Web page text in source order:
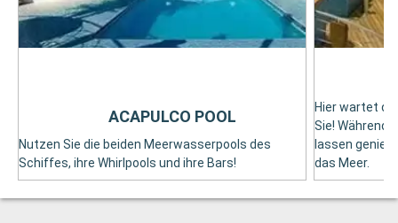
Nutzen Sie die beiden Meerwasserpools des
Schiffes, ihre Whirlpools und ihre Bars!
ACAPULCO POOL
Hier wartet
Sie! Während
lassen
das Meer.